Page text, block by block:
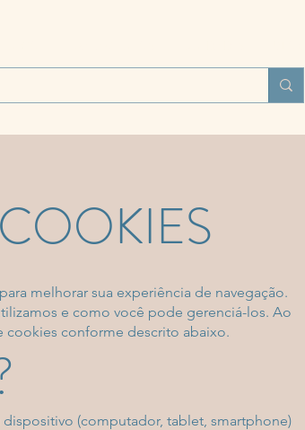
para melhorar sua experiência de navegação.
e como você pode gerenciá-los. Ao
cookies conforme descrito abaixo.
(computador, tablet, smartphone)